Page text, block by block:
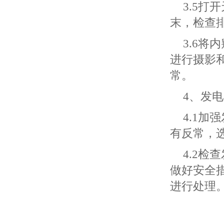
3.5打
末，检查
3.6将
进行摄影
常。
4、发
4.1加
有反常，
4.2检
做好安全
进行处理